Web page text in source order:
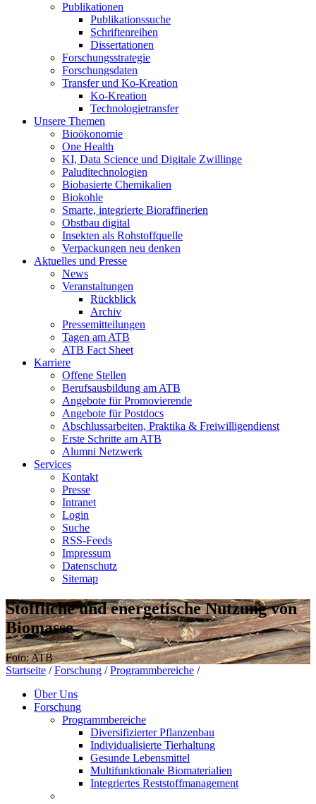
Publikationen
Publikationssuche
Schriftenreihen
Dissertationen
Forschungsstrategie
Forschungsdaten
Transfer und Ko-Kreation
Ko-Kreation
Technologietransfer
Unsere Themen
Bioökonomie
One Health
KI, Data Science und Digitale Zwillinge
Paluditechnologien
Biobasierte Chemikalien
Biokohle
Smarte, integrierte Bioraffinerien
Obstbau digital
Insekten als Rohstoffquelle
Verpackungen neu denken
Aktuelles und Presse
News
Veranstaltungen
Rückblick
Archiv
Pressemitteilungen
Tagen am ATB
ATB Fact Sheet
Karriere
Offene Stellen
Berufsausbildung am ATB
Angebote für Promovierende
Angebote für Postdocs
Abschlussarbeiten, Praktika & Freiwilligendienst
Erste Schritte am ATB
Alumni Netzwerk
Services
Kontakt
Presse
Intranet
Login
Suche
RSS-Feeds
Impressum
Datenschutz
Sitemap
Stoffliche und energetische Nutzung von
Biomasse
Foto: ATB
Startseite / Forschung / Programmbereiche /
Über Uns
Forschung
Programmbereiche
Diversifizierter Pflanzenbau
Individualisierte Tierhaltung
Gesunde Lebensmittel
Multifunktionale Biomaterialien
Integriertes Reststoffmanagement